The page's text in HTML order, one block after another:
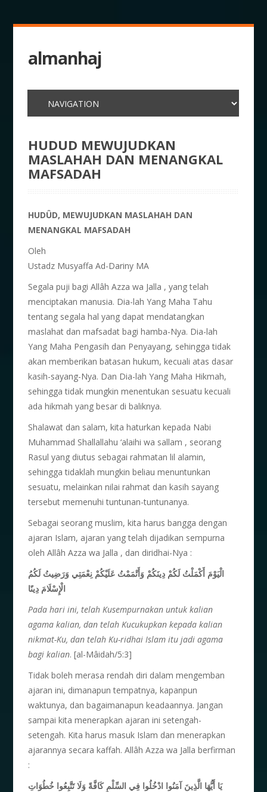
almanhaj
HUDUD MEWUJUDKAN
MASLAHAH DAN MENANGKAL
MAFSADAH
HUDÛD, MEWUJUDKAN MASLAHAH DAN
MENANGKAL MAFSADAH
Oleh
Ustadz Musyaffa Ad-Dariny MA
Segala puji bagi Allâh Azza wa Jalla , yang telah
menciptakan manusia. Dia-lah Yang Maha Tahu
tentang segala hal yang dapat mendatangkan
maslahat dan mafsadat bagi hamba-Nya. Dia-lah
Yang Maha Pengasih dan Penyayang, sehingga tidak
akan memberikan batasan hukum, kecuali atas dasar
kasih-sayang-Nya. Dan Dia-lah Yang Maha Hikmah,
sehingga tidak mungkin menentukan sesuatu kecuali
ada hikmah yang besar di baliknya.
Shalawat dan salam, kita haturkan kepada Nabi
Muhammad Shallallahu ‘alaihi wa sallam , seorang
Rasul yang diutus sebagai rahmatan lil alamin,
sehingga tidaklah mungkin beliau menuntunkan
sesuatu, melainkan nilai rahmat dan kasih sayang
tersebut memenuhi tuntunan-tuntunanya.
Sebagai seorang muslim, kita harus bangga dengan
ajaran Islam, ajaran yang telah dijadikan sempurna
oleh Allâh Azza wa Jalla , dan diridhai-Nya :
الْيَوْمَ أَكْمَلْتُ لَكُمْ دِينَكُمْ وَأَتْمَمْتُ عَلَيْكُمْ نِعْمَتِي وَرَضِيتُ لَكُمُ
الْإِسْلَامَ دِينًا
Pada hari ini, telah Kusempurnakan untuk kalian
agama kalian, dan telah Kucukupkan kepada kalian
nikmat-Ku, dan telah Ku-ridhai Islam itu jadi agama
bagi kalian. [al-Mâidah/5:3]
Tidak boleh merasa rendah diri dalam mengemban
ajaran ini, dimanapun tempatnya, kapanpun
waktunya, dan bagaimanapun keadaannya. Jangan
sampai kita menerapkan ajaran ini setengah-
setengah. Kita harus masuk Islam dan menerapkan
ajarannya secara kaffah. Allâh Azza wa Jalla berfirman
:
يَا أَيُّهَا الَّذِينَ آمَنُوا ادْخُلُوا فِي السِّلْمِ كَافَّةً وَلَا تَتَّبِعُوا خُطُوَاتِ